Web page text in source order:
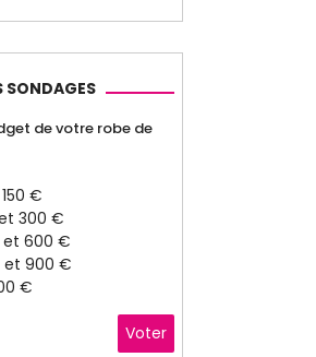
SONDAGES
de votre robe de
€
300 €
et 600 €
et 900 €
€
Voter